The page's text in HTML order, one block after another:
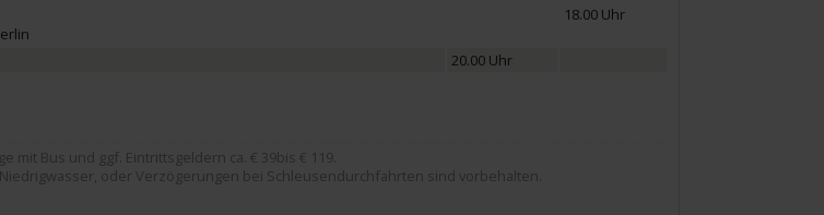
18.00 Uhr
20.00 Uhr
Bus und ggf. Eintrittsgeldern ca. € 39bis € 119.
oder Verzögerungen bei Schleusendurchfahrten sind vorbehalten.